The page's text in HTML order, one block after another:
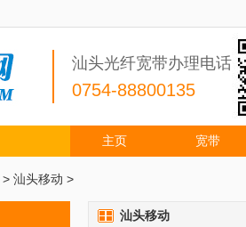
汕头光纤宽带办理电话
0754-88800135
主页 宽带
> 汕头移动 >
汕头移动